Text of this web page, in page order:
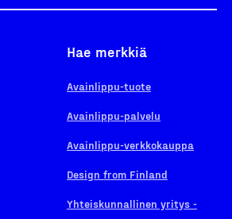
Hae merkkiä
Avainlippu-tuote
Avainlippu-palvelu
Avainlippu-verkkokauppa
Design from Finland
Yhteiskunnallinen yritys -